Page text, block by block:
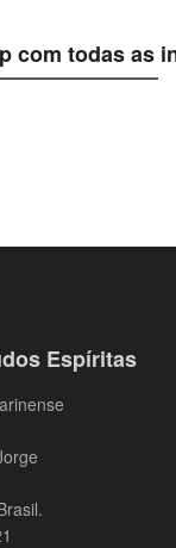
com todas
Espíritas